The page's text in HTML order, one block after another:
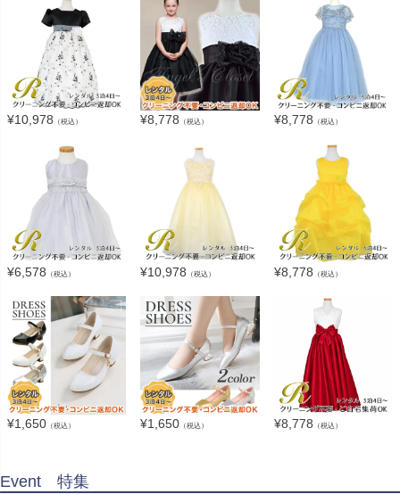
¥10,978 （税込） ¥8,778 （税込） ¥8,778 （税込）
¥6,578 （税込） ¥10,978 （税込） ¥8,778 （税込）
¥1,650 （税込） ¥1,650 （税込） ¥8,778 （税込）
Event 特集